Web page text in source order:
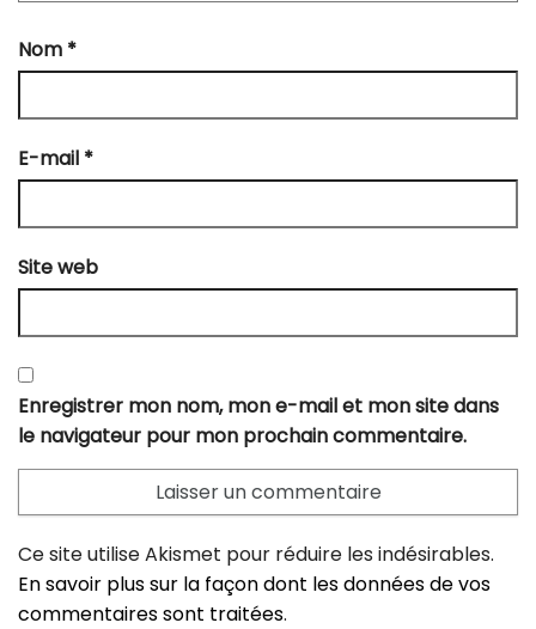
Nom *
E-mail *
Site web
Enregistrer mon nom, mon e-mail et mon site dans
le navigateur pour mon prochain commentaire.
Ce site utilise Akismet pour réduire les indésirables.
En savoir plus sur la façon dont les données de vos
commentaires sont traitées.